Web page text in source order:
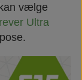
vælge
Ultra